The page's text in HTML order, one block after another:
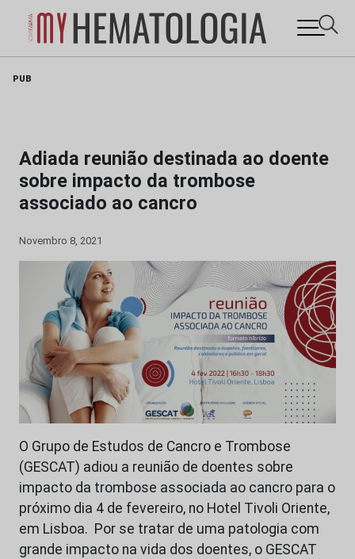
PUB
Adiada reunião destinada ao doente
sobre impacto da trombose
associado ao cancro
Novembro 8, 2021
O Grupo de Estudos de Cancro e Trombose
(GESCAT) adiou a reunião de doentes sobre
impacto da trombose associada ao cancro para o
próximo dia 4 de fevereiro, no Hotel Tivoli Oriente,
em Lisboa. Por se tratar de uma patologia com
grande impacto na vida dos doentes, o GESCAT